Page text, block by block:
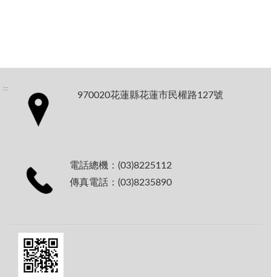
:::
970020花蓮縣花蓮市民權路127號
電話總機：(03)8225112
傳真電話：(03)8235890